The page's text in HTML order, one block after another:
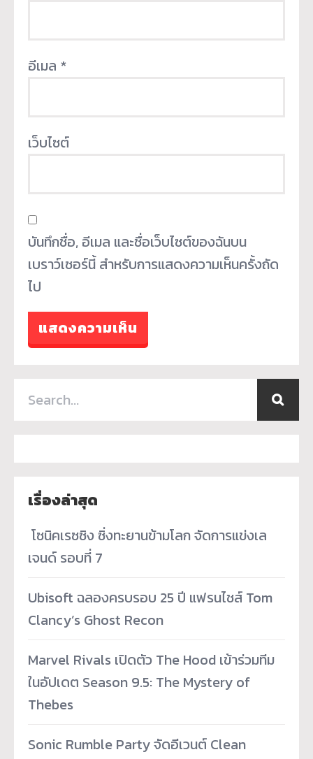
อีเมล *
เว็บไซต์
บันทึกชื่อ, อีเมล และชื่อเว็บไซต์ของฉันบน
เบราว์เซอร์นี้ สำหรับการแสดงความเห็นครั้งถัด
ไป
เรื่องล่าสุด
­ โซนิคเรซซิง ซิ่งทะยานข้ามโลก จัดการแข่งเล
เจนด์ รอบที่ 7
Ubisoft ฉลองครบรอบ 25 ปี แฟรนไชส์ Tom
Clancy’s Ghost Recon
Marvel Rivals เปิดตัว The Hood เข้าร่วมทีม
ในอัปเดต Season 9.5: The Mystery of
Thebes
Sonic Rumble Party จัดอีเวนต์ Clean